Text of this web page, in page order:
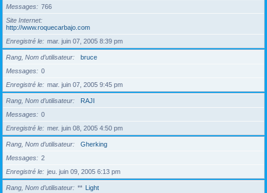
Messages
766
Site Internet
http://www.roquecarbajo.com
Enregistré le
mar. juin 07, 2005 8:39 pm
Rang, Nom d’utilisateur
bruce
Messages
0
Enregistré le
mar. juin 07, 2005 9:45 pm
Rang, Nom d’utilisateur
RAJI
Messages
0
Enregistré le
mer. juin 08, 2005 4:50 pm
Rang, Nom d’utilisateur
Gherking
Messages
2
Enregistré le
jeu. juin 09, 2005 6:13 pm
Rang, Nom d’utilisateur ** Light